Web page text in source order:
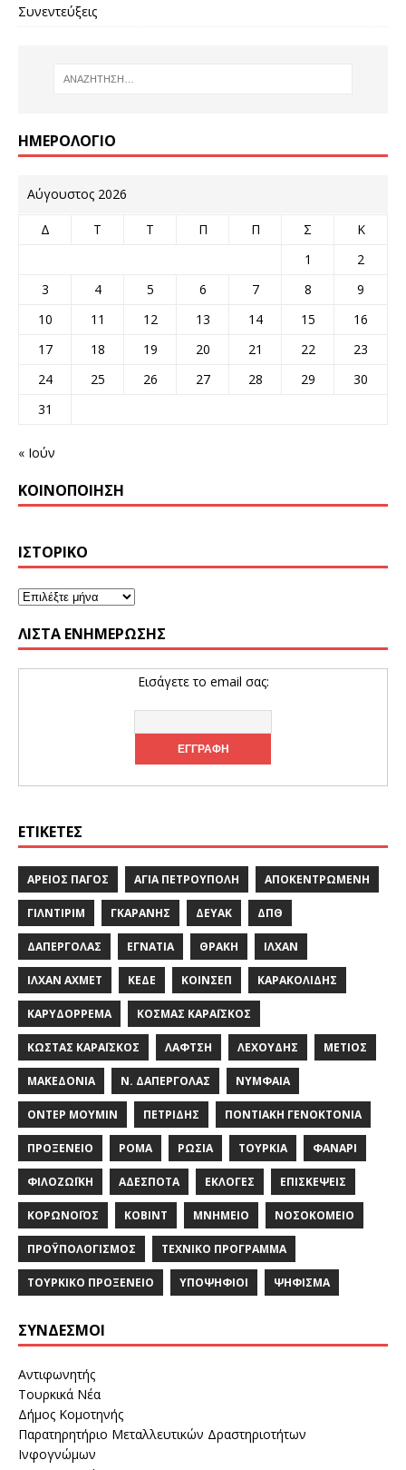
Συνεντεύξεις
ΗΜΕΡΟΛΌΓΙΟ
Αύγουστος 2026
Δ Τ Τ Π Π Σ
Κ
1
2
3
4 5 6 7 8
9
10
11 12 13 14 15
16
17
18 19 20 21 22
23
24
25 26 27 28 29
30
31
« Ιούν
ΚΟΙΝΟΠΟΊΗΣΗ
ΙΣΤΟΡΙΚΌ
ΛΊΣΤΑ ΕΝΗΜΈΡΩΣΗΣ
Εισάγετε το email σας:
ΕΤΙΚΈΤΕΣ
ΆΡΕΙΟΣ ΠΆΓΟΣ ΑΓΊΑ ΠΕΤΡΟΎΠΟΛΗ ΑΠΟΚΕΝΤΡΩΜΈΝΗ
ΓΙΛΝΤΙΡΊΜ ΓΚΑΡΆΝΗΣ ΔΕΥΑΚ ΔΠΘ
ΔΑΠΈΡΓΟΛΑΣ ΕΓΝΑΤΊΑ ΘΡΆΚΗ ΙΛΧΆΝ
ΙΛΧΆΝ ΑΧΜΈΤ ΚΕΔΕ ΚΟΙΝΣΕΠ ΚΑΡΑΚΟΛΊΔΗΣ
ΚΑΡΥΔΌΡΡΕΜΑ ΚΟΣΜΆΣ ΚΑΡΑΪ́ΣΚΟΣ
ΚΏΣΤΑΣ ΚΑΡΑΪ́ΣΚΟΣ ΛΑΦΤΣΉ ΛΕΧΟΎΔΗΣ ΜΈΤΙΟΣ
ΜΑΚΕΔΟΝΊΑ Ν. ΔΑΠΈΡΓΟΛΑΣ ΝΥΜΦΑΊΑ
ΟΝΤΈΡ ΜΟΥΜΊΝ ΠΕΤΡΊΔΗΣ ΠΟΝΤΙΑΚΉ ΓΕΝΟΚΤΟΝΊΑ
ΠΡΟΞΕΝΕΊΟ ΡΟΜΆ ΡΩΣΊΑ ΤΟΥΡΚΊΑ ΦΑΝΆΡΙ
ΦΙΛΟΖΩΪΚΉ ΑΔΈΣΠΟΤΑ ΕΚΛΟΓΈΣ ΕΠΙΣΚΈΨΕΙΣ
ΚΟΡΩΝΟΪΌΣ ΚΌΒΙΝΤ ΜΝΗΜΕΊΟ ΝΟΣΟΚΟΜΕΊΟ
ΠΡΟΫΠΟΛΟΓΙΣΜΌΣ ΤΕΧΝΙΚΌ ΠΡΌΓΡΑΜΜΑ
ΤΟΥΡΚΙΚΌ ΠΡΟΞΕΝΕΊΟ ΥΠΟΨΉΦΙΟΙ ΨΉΦΙΣΜΑ
ΣΎΝΔΕΣΜΟΙ
Αντιφωνητής
Τουρκικά Νέα
Δήμος Κομοτηνής
Παρατηρητήριο Μεταλλευτικών Δραστηριοτήτων
Ινφογνώμων